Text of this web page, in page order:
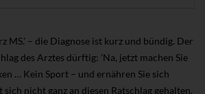
MS.' – die Diagnose ist kurz und bündig. Der
des Arztes dürftig: 'Na, jetzt machen Sie
… Kein Sport – und ernähren Sie sich
nicht ganz an diesen Ratschlag gehalten.